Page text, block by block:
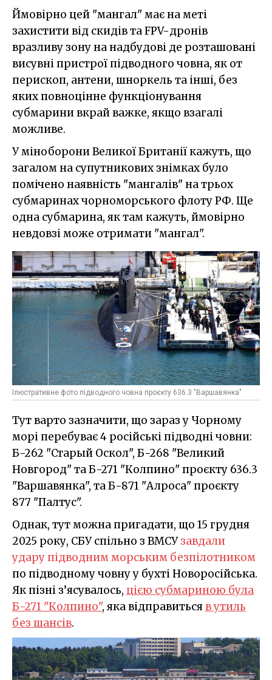
Ймовірно цей "мангал" має на меті
захистити від скидів та FPV-дронів
вразливу зону на надбудові де розташовані
висувні пристрої підводного човна, як от
перископ, антени, шноркель та інші, без
яких повноцінне функціонування
субмарини вкрай важке, якщо взагалі
можливе.
У міноборони Великої Британії кажуть, що
загалом на супутникових знімках було
помічено наявність "мангалів" на трьох
субмаринах чорноморського флоту РФ. Ще
одна субмарина, як там кажуть, ймовірно
невдовзі може отримати "мангал".
Ілюстративне фото підводного човна проєкту 636.3 "Варшавянка"
Тут варто зазначити, що зараз у Чорному
морі перебуває 4 російські підводні човни:
Б-262 "Старый Оскол", Б-268 "Великий
Новгород" та Б-271 "Колпино" проєкту 636.3
"Варшавянка", та Б-871 "Алроса" проєкту
877 "Палтус".
Однак, тут можна пригадати, що 15 грудня
2025 року, СБУ спільно з ВМСУзавдали
удару підводним морським безпілотником
по підводному човну у бухті Новоросійська.
Як пізні з’ясувалось, цією субмариною була
Б-271 "Колпино", яка відправитьсяв утиль
без шансів.